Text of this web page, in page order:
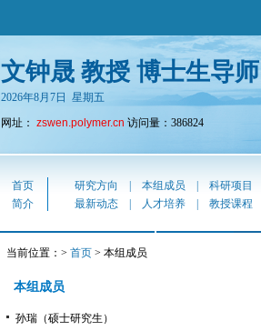
文钟晟 教授 博士生导师
2026年8月7日 星期五
网址： zswen.polymer.cn 访问量：386824
首页 研究方向 本组成员 科研项目
简介
最新动态 人才培养 教授课程
当前位置：> 首页 > 本组成员
本组成员
孙瑞（硕士研究生）